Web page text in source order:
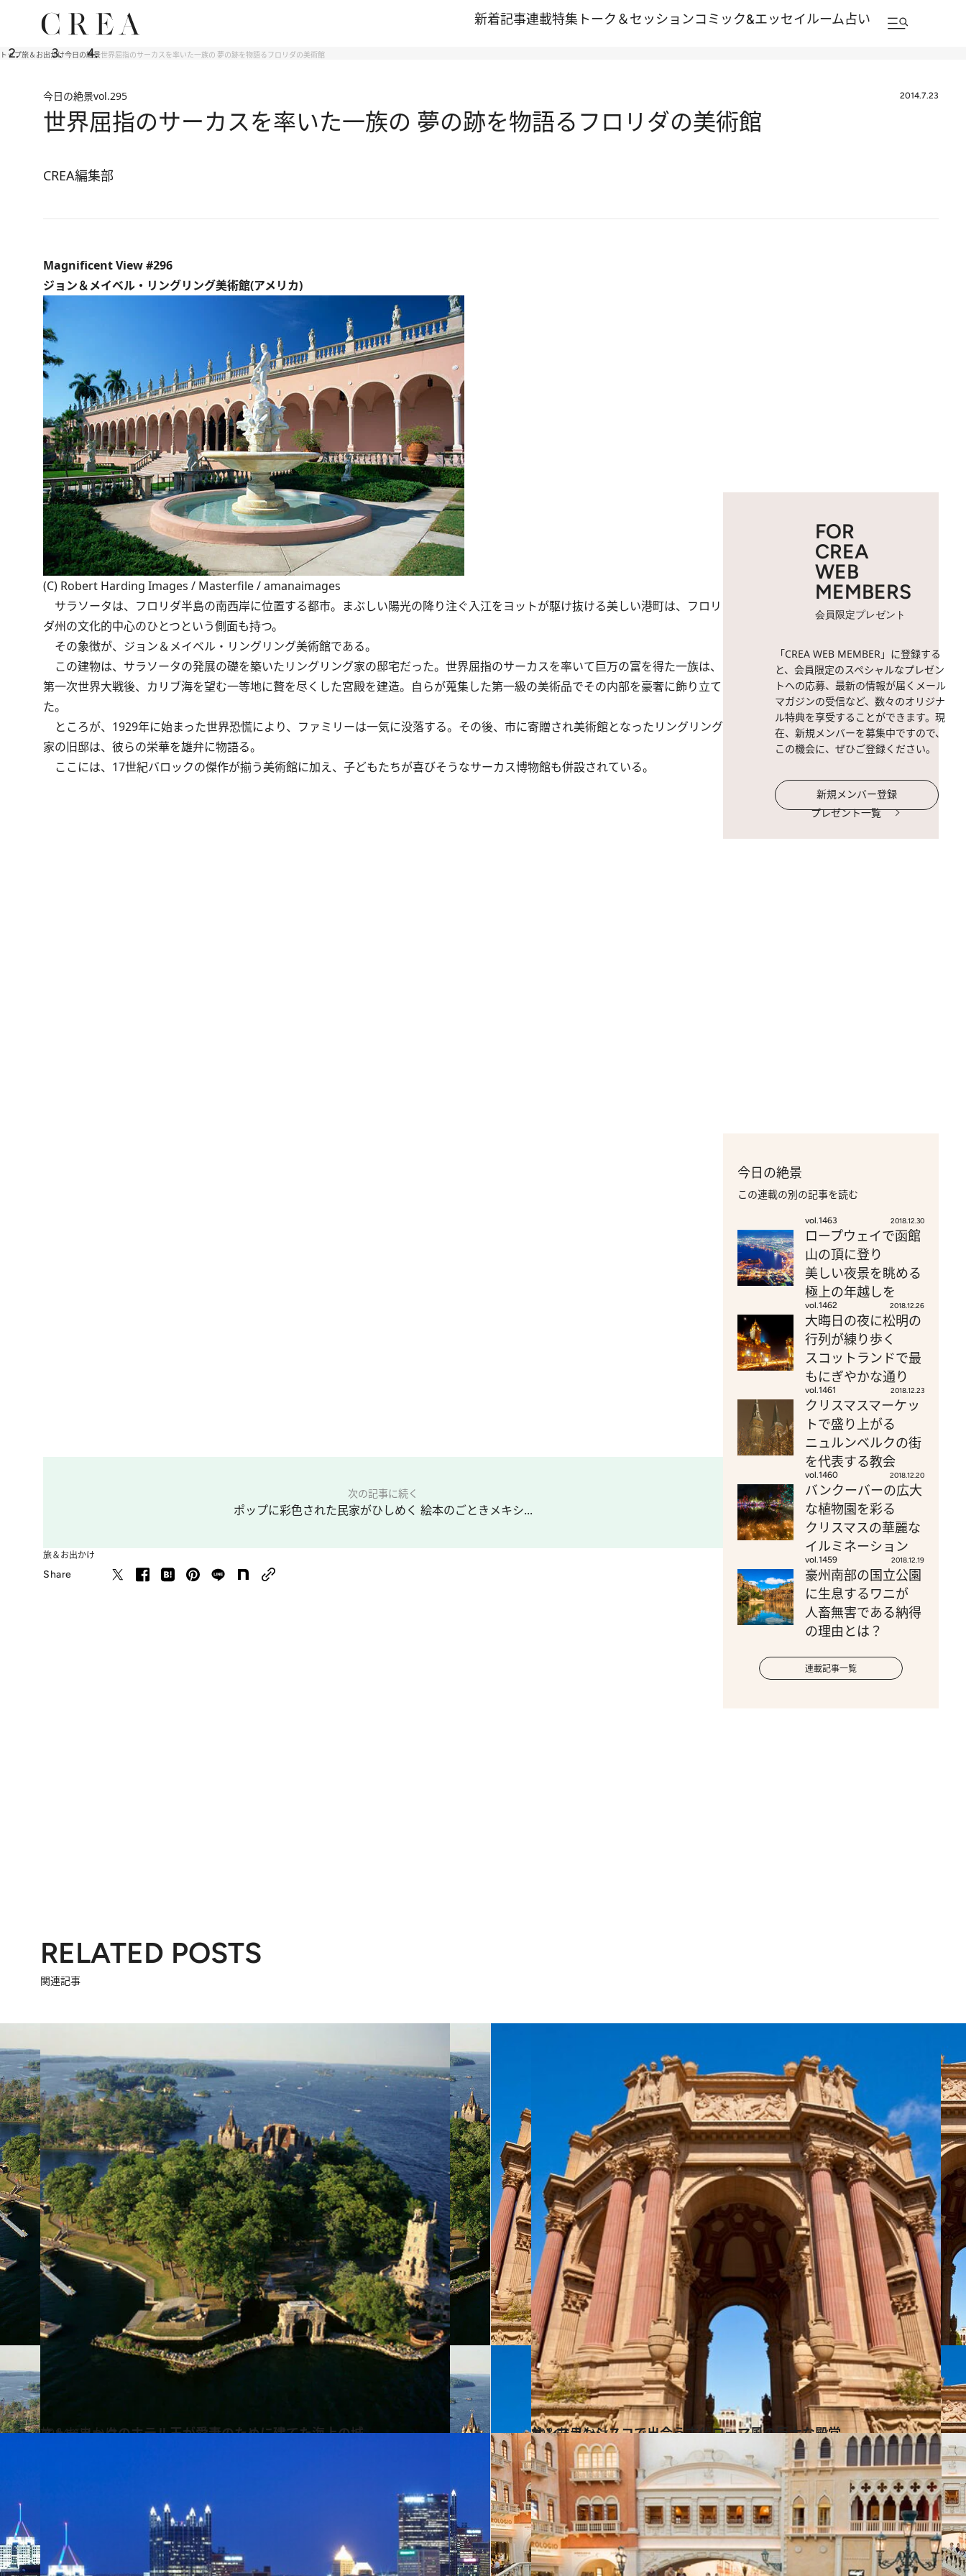
新着記事連載特集 トーク＆セッションコミック&エッセイルーム占い
トップ旅＆お出かけ今日の絶景世界屈指のサーカスを率いた一族の 夢の跡を物語るフロリダの美術館
今日の絶景vol.295 2014.7.23
世界屈指のサーカスを率いた一族の 夢の跡を物語るフロリダの美術館
CREA編集部
Magnificent View #296
ジョン＆メイベル・リングリング美術館(アメリカ)
(C) Robert Harding Images / Masterfile / amanaimages
サラソータは、フロリダ半島の南西岸に位置する都市。まぶしい陽光の降り注ぐ入江をヨットが駆け抜ける美しい港町は、フロリ
ダ州の文化的中心のひとつという側面も持つ。
その象徴が、ジョン＆メイベル・リングリング美術館である。
この建物は、サラソータの発展の礎を築いたリングリング家の邸宅だった。世界屈指のサーカスを率いて巨万の富を得た一族は、
第一次世界大戦後、カリブ海を望む一等地に贅を尽くした宮殿を建造。自らが蒐集した第一級の美術品でその内部を豪奢に飾り立て
た。
ところが、1929年に始まった世界恐慌により、ファミリーは一気に没落する。その後、市に寄贈され美術館となったリングリング
家の旧邸は、彼らの栄華を雄弁に物語る。
ここには、17世紀バロックの傑作が揃う美術館に加え、子どもたちが喜びそうなサーカス博物館も併設されている。
次の記事に続く
ポップに彩色された民家がひしめく 絵本のごときメキシ...
旅＆お出かけ
Share
FOR
CREA
WEB
MEMBERS
会員限定プレゼント
「CREA WEB MEMBER」に登録する
と、会員限定のスペシャルなプレゼン
トへの応募、最新の情報が届くメール
マガジンの受信など、数々のオリジナ
ル特典を享受することができます。現
在、新規メンバーを募集中ですので、
この機会に、ぜひご登録ください。
新規メンバー登録
プレゼント一覧
今日の絶景
この連載の別の記事を読む
vol.1463 2018.12.30
ロープウェイで函館
山の頂に登り
美しい夜景を眺める
極上の年越しを
vol.1462 2018.12.26
大晦日の夜に松明の
行列が練り歩く
スコットランドで最
もにぎやかな通り
vol.1461 2018.12.23
クリスマスマーケッ
トで盛り上がる
ニュルンベルクの街
を代表する教会
vol.1460 2018.12.20
バンクーバーの広大
な植物園を彩る
クリスマスの華麗な
イルミネーション
vol.1459 2018.12.19
豪州南部の国立公園
に生息するワニが
人畜無害である納得
の理由とは？
連載記事一覧
RELATED POSTS
関連記事
2014.6.5
ニューヨークのホテル王が愛妻のために建てた海上の城
旅＆お出かけ 2014.5.24
サンフランシスコで出会う古代ローマ風の巨大な殿堂
旅＆お出かけ